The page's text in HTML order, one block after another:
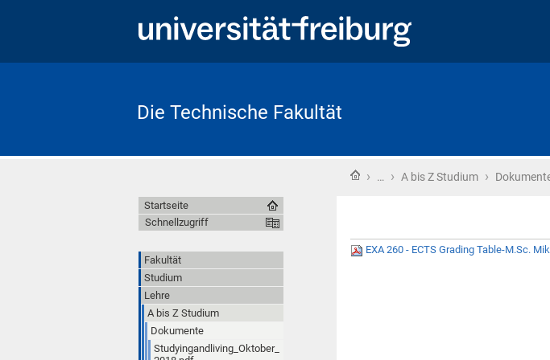
Die Technische Fakultät
Startseite
› … › A bis Z Studium ›
EXA 260 - ECTS Grading Table-M.Sc.
Startseite
Schnellzugriff
Fakultät
Studium
Lehre
A bis Z Studium
Dokumente
Studyingandliving_Oktober_